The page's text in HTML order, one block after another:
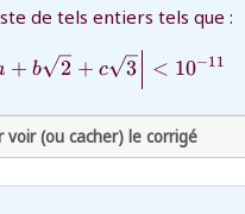
de tels entiers tels que :
+ b 2 + c 3 < 10−11
voir (ou cacher) le corrigé
active sur mathprepa